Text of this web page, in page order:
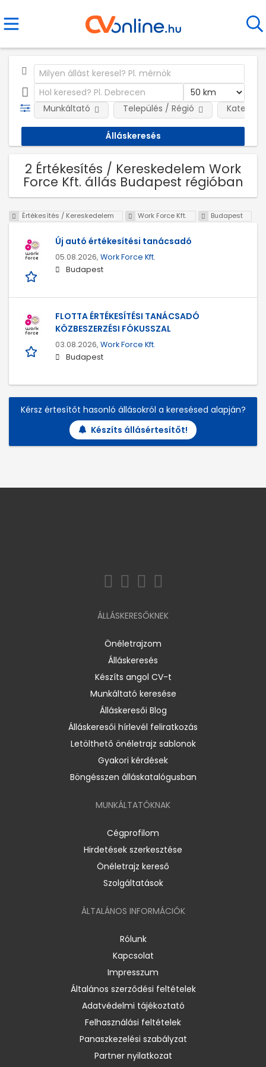
Munkáltató Település / Régió
2 Értékesítés / Kereskedelem Work
Force Kft. állás Budapest régióban
Értékesítés / Kereskedelem Work Force Kft. Budapest
Új autó értékesítési tanácsadó
05.08.2026, Work Force Kft.
Budapest
FLOTTA ÉRTÉKESÍTÉSI TANÁCSADÓ
KÖZBESZERZÉSI FÓKUSSZAL
03.08.2026, Work Force Kft.
Budapest
Kérsz értesítőt hasonló állásokról a keresésed alapján?
Készíts állásértesítőt!
ÁLLÁSKERESŐKNEK
Önéletrajzom
Álláskeresés
Készíts angol CV-t
Munkáltató keresése
Álláskeresői Blog
Álláskeresői hírlevél feliratkozás
Letölthető önéletrajz sablonok
Gyakori kérdések
Böngésszen álláskatalógusban
MUNKÁLTATÓKNAK
Cégprofilom
Hirdetések szerkesztése
Önéletrajz kereső
Szolgáltatások
ÁLTALÁNOS INFORMÁCIÓK
Rólunk
Kapcsolat
Impresszum
Általános szerződési feltételek
Adatvédelmi tájékoztató
Felhasználási feltételek
Panaszkezelési szabályzat
Partner nyilatkozat